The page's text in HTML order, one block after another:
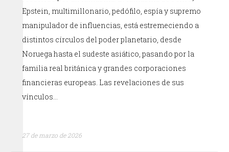
Epstein, multimillonario, pedófilo, espía y supremo
manipulador de influencias, está estremeciendo a
distintos círculos del poder planetario, desde
Noruega hasta el sudeste asiático, pasando por la
familia real británica y grandes corporaciones
financieras europeas. Las revelaciones de sus
vínculos…
27 de marzo de 2026